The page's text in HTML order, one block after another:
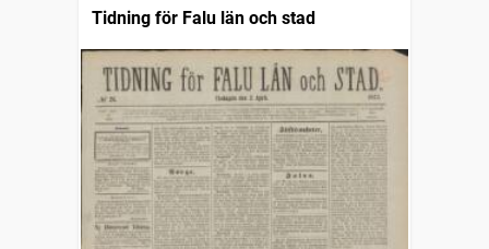
Tidning för Falu län och stad